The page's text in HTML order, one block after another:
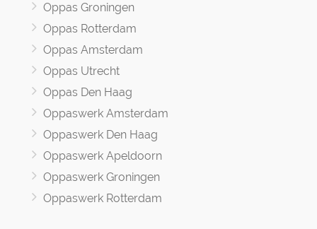
Oppas Groningen
Oppas Rotterdam
Oppas Amsterdam
Oppas Utrecht
Oppas Den Haag
Oppaswerk Amsterdam
Oppaswerk Den Haag
Oppaswerk Apeldoorn
Oppaswerk Groningen
Oppaswerk Rotterdam